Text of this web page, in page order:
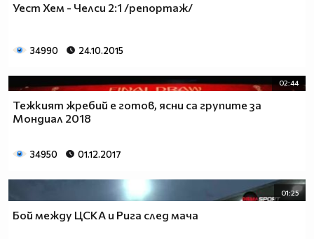
Уест Хем - Челси 2:1 /репортаж/
34990 24.10.2015
02:44
Тежкият жребий е готов, ясни са групите за
Мондиал 2018
34950 01.12.2017
01:25
Бой между ЦСКА и Рига след мача